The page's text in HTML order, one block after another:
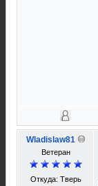
Wladislaw81
Ветеран
Откуда: Тверь